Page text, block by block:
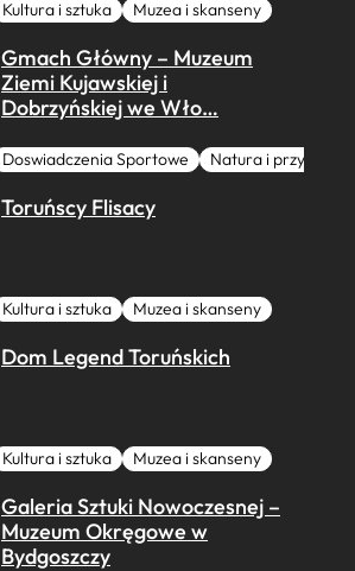
Kultura i sztuka Muzea i skanseny
Gmach Główny – Muzeum
Ziemi Kujawskiej i
Dobrzyńskiej we Wło…
Doswiadczenia Sportowe Natura i przygoda
Toruńscy Flisacy
Kultura i sztuka Muzea i skanseny
Dom Legend Toruńskich
Kultura i sztuka Muzea i skanseny
Galeria Sztuki Nowoczesnej –
Muzeum Okręgowe w
Bydgoszczy